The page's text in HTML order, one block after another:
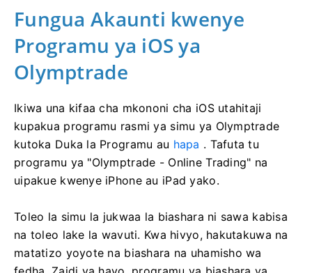
Fungua Akaunti kwenye
Programu ya iOS ya
Olymptrade
Ikiwa una kifaa cha mkononi cha iOS utahitaji
kupakua programu rasmi ya simu ya Olymptrade
kutoka Duka la Programu au hapa . Tafuta tu
programu ya "Olymptrade - Online Trading" na
uipakue kwenye iPhone au iPad yako.
Toleo la simu la jukwaa la biashara ni sawa kabisa
na toleo lake la wavuti. Kwa hivyo, hakutakuwa na
matatizo yoyote na biashara na uhamisho wa